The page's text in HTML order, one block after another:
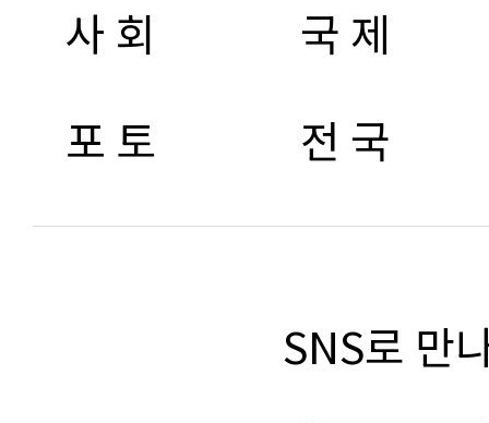
사 회
국 제
포 토
전 국
SNS로 만